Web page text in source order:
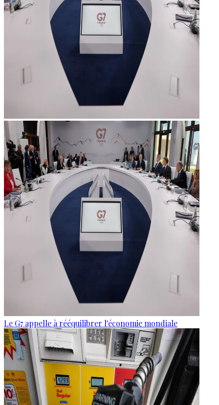
Le G7 appelle à rééquilibrer l'économie mondiale